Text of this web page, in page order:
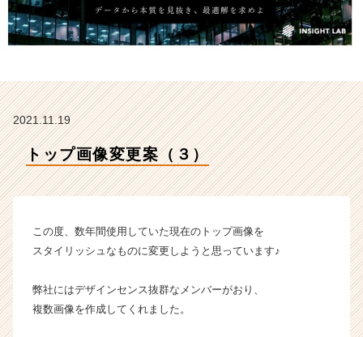
会
社
の
|
ャ
成
企
業
2021.11.19
トップ画像変更案（３）
この度、数年間使用していた現在のトップ画像を
スタイリッシュなものに変更しようと思っています♪
弊社にはデザインセンス抜群なメンバーがおり、
複数画像を作成してくれました。